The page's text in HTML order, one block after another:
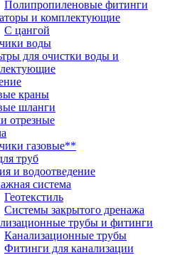
Полипропиленовые фитинги
и комплектующие
С цангой
воды
для очистки воды и
краны
шланги
отрезные
газовые**
труб
и водоотведение
система
Геотекстиль
Системы закрытого дренажа
трубы и фитинги
Канализационные трубы
Фитинги для канализации